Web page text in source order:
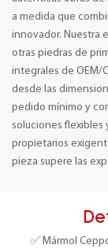
a medida que
innovador. Nuestra
otras piedras de
integrales de OEM/
desde las
pedido mínimo y
soluciones flexibles
propietarios
pieza supere las
✅ Mármol